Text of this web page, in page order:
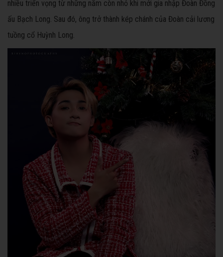
nhiều triển vọng từ những năm còn nhỏ khi mới gia nhập Đoàn Đồng
ấu Bạch Long. Sau đó, ông trở thành kép chánh của Đoàn cải lương
tuồng cổ Huỳnh Long.